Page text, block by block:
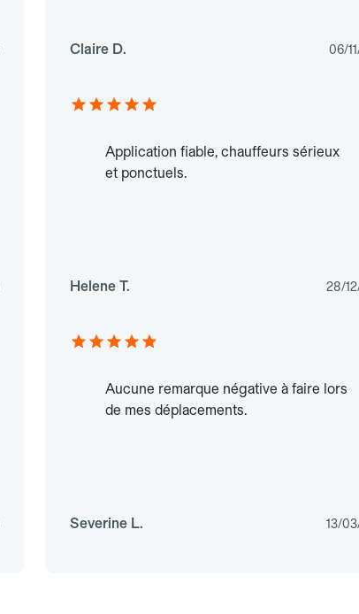
Claire D. 06/
Application fiable, chauffeurs sérieux
et ponctuels.
Helene T. 28/
Aucune remarque négative à faire lors
de mes déplacements.
Severine L. 13/